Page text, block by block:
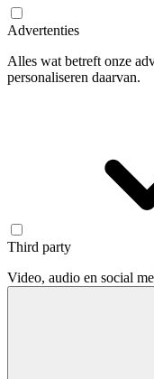
Advertenties
Alles wat betreft onze
personaliseren daarvan.
Third party
Video, audio en social